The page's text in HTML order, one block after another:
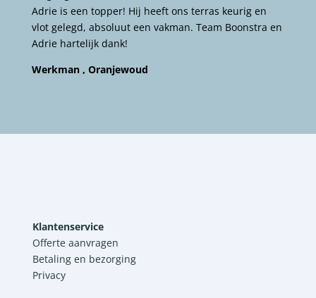
Adrie is een topper! Hij heeft ons terras keurig en
vlot gelegd, absoluut een vakman. Team Boonstra en
Adrie hartelijk dank!
Werkman , Oranjewoud
Klantenservice
Offerte aanvragen
Betaling en bezorging
Privacy